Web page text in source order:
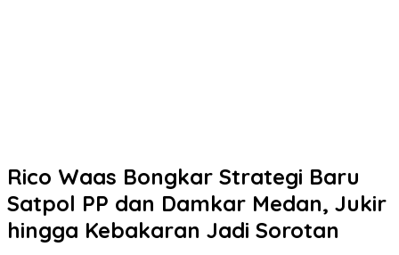
Rico Waas Bongkar Strategi Baru
Satpol PP dan Damkar Medan, Jukir
hingga Kebakaran Jadi Sorotan